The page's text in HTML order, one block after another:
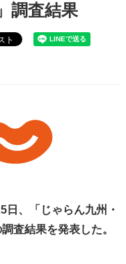
調査結果
ト
、「じゃらん九州・
査結果を発表した。